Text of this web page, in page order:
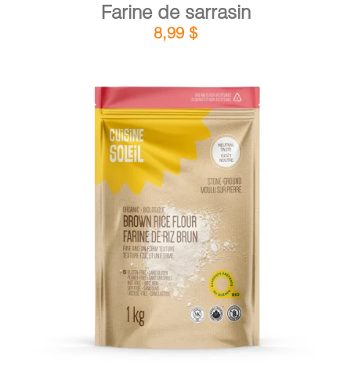
Farine de sarrasin
8,99 $
AJOUTER AU PANIER DÉTAILS